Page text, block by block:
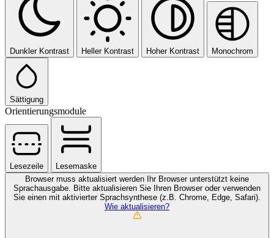
Dunkler Kontrast Heller Kontrast Hoher Kontrast Monochrom
Sättigung
Orientierungsmodule
Lesezeile
Lesemaske
Browser muss aktualisiert werden Ihr Browser unterstützt keine
Sprachausgabe. Bitte aktualisieren Sie Ihren Browser oder verwenden
Sie einen mit aktivierter Sprachsynthese (z.B. Chrome, Edge, Safari).
Wie aktualisieren?